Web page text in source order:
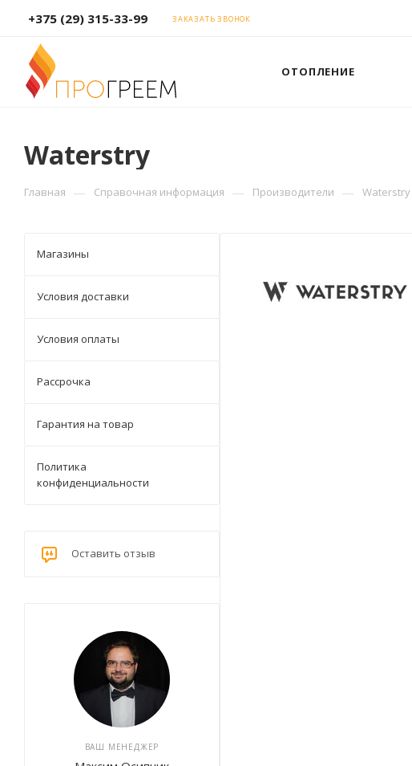
+375 (29) 315-33-99 ЗАКАЗАТЬ ЗВОНОК
ОТОПЛЕНИЕ
Waterstry
Главная — Справочная информация — Производители — Waterstry
Магазины
Условия доставки
Условия оплаты
Рассрочка
Гарантия на товар
Политика
конфиденциальности
Оставить отзыв
ВАШ МЕНЕДЖЕР